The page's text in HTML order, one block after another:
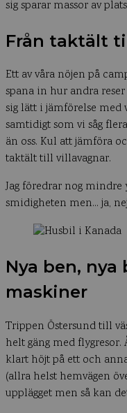
sig sparar massor av
Från taktält
Ett av våra nöjen på
spana in hur andra
sig lätt i jämförelse med
samtidigt som vi såg
än oss. Kul att jämföra
taktält till villavagnar.
Jag föredrar nog mindre
smidigheten men… ja,
Nya ben, nya
maskiner
Trippen Östersund till
helt gäng med flygresor.
klart höjt på ett och
(allra helst hemvägen
upplägget men så kan